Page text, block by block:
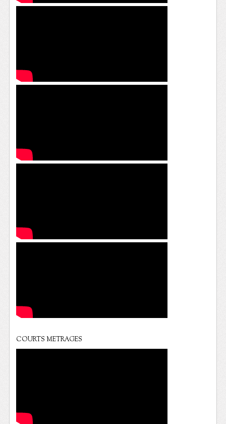
COURTS METRAGES